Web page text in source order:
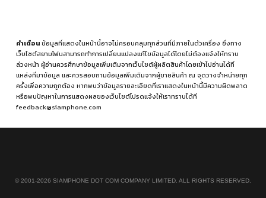
คำเตือนข้อมูลที่แสดงในหน้านี้อาจไม่ครอบคลุมทุกส่วนที่มีภายในตัวเครื่อง ซึ่งทาง
เว็บไซต์สยามโฟนสามารถทำการเปลี่ยนแปลงแก้ไขข้อมูลได้โดยไม่ต้องแจ้งให้ทราบ
ล่วงหน้า ผู้อ่านควรศึกษาข้อมูลเพิ่มเติมจากเว็บไซต์ผู้ผลิตสินค้าโดยเข้าไปอ่านได้ที่
แหล่งที่มาข้อมูล และควรสอบถามข้อมูลเพิ่มเติมจากผู้ขายสินค้า ณ จุดวางจำหน่ายทุก
ครั้งเพื่อความถูกต้อง หากพบว่าข้อมูลรายละเอียดที่เราแสดงในหน้านี้มีความผิดพลาด
หรือพบปัญหาในการแสดงผลของเว็บไซต์โปรดแจ้งให้เราทราบได้ที่
feedback@siamphone.com
© 2001-2026 SIAMPHONE DOT COM COMPANY LIMITED. ALL RIGHTS RESERVED.